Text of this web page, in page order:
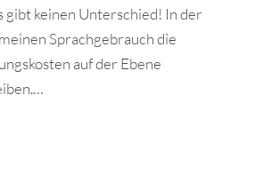
gibt keinen Unterschied! In der
Sprachgebrauch die
auf der Ebene